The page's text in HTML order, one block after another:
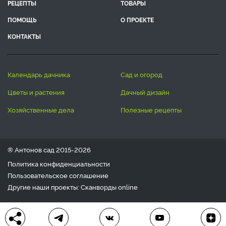
РЕЦЕПТЫ
ТОВАРЫ
ПОМОЩЬ
О ПРОЕКТЕ
КОНТАКТЫ
календарь дачника
сад и огород
цветы и растения
дачный дизайн
хозяйственные дела
полезные рецепты
® Антонов сад 2015-2026
Политика конфиденциальности
Пользовательское соглашение
Другие наши проекты: Сканвордыonline
Любое использование материала допускается только с
письменного согласия редакции